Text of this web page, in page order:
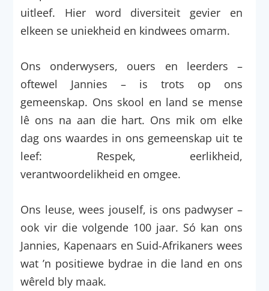
uitleef. Hier word diversiteit gevier en
elkeen se uniekheid en kindwees omarm.
Ons onderwysers, ouers en leerders –
oftewel Jannies – is trots op ons
gemeenskap. Ons skool en land se mense
lê ons na aan die hart. Ons mik om elke
dag ons waardes in ons gemeenskap uit te
leef: Respek, eerlikheid,
verantwoordelikheid en omgee.
Ons leuse, wees jouself, is ons padwyser –
ook vir die volgende 100 jaar. Só kan ons
Jannies, Kapenaars en Suid-Afrikaners wees
wat ’n positiewe bydrae in die land en ons
wêreld bly maak.